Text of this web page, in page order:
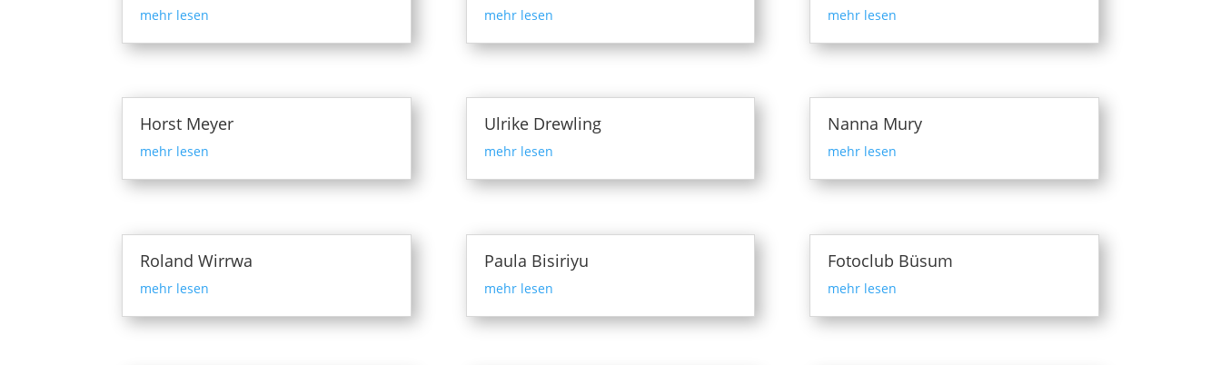
mehr lesen
Horst Meyer
mehr lesen
Roland Wirrwa
mehr lesen
mehr lesen
Ulrike Drewling
mehr lesen
Paula Bisiriyu
mehr lesen
mehr lesen
Nanna Mury
mehr lesen
Fotoclub Büsum
mehr lesen